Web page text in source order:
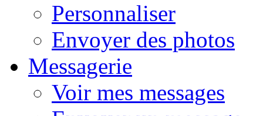
Personnaliser
Envoyer des photos
Messagerie
Voir mes messages